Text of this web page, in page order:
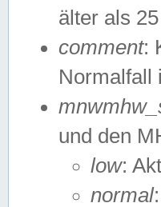
älter als
comment:
Normalfall
und den
low:
normal